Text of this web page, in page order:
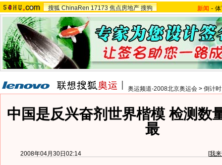
搜狐 ChinaRen 17173 焦点房地产 搜狗 新闻 -
奥运频道-2008北京奥运会 > 倒计
中国是反兴奋剂世界楷模 检测数
最
2008年04月30日02:14 [我